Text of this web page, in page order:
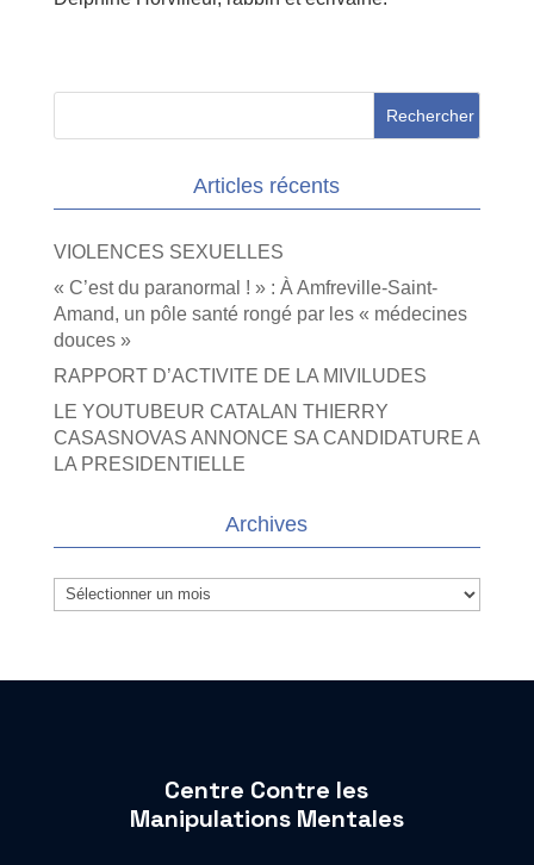
Articles récents
VIOLENCES SEXUELLES
« C’est du paranormal ! » : À Amfreville-Saint-
Amand, un pôle santé rongé par les « médecines
douces »
RAPPORT D’ACTIVITE DE LA MIVILUDES
LE YOUTUBEUR CATALAN THIERRY
CASASNOVAS ANNONCE SA CANDIDATURE A
LA PRESIDENTIELLE
Archives
Archives
Centre Contre les
Manipulations Mentales